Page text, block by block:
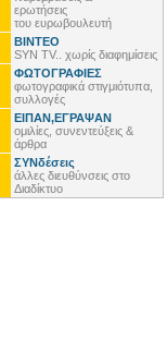
ερωτήσεις
του ευρωβουλευτή
ΒΙΝΤΕΟ
SYN TV.. χωρίς διαφημίσεις
ΦΩΤΟΓΡΑΦΙΕΣ
φωτογραφικά στιγμιότυπα,
συλλογές
ΕΙΠΑΝ,ΕΓΡΑΨΑΝ
ομιλίες, συνεντεύξεις &
άρθρα
ΣΥΝδέσεις
άλλες διευθύνσεις στο
Διαδίκτυο